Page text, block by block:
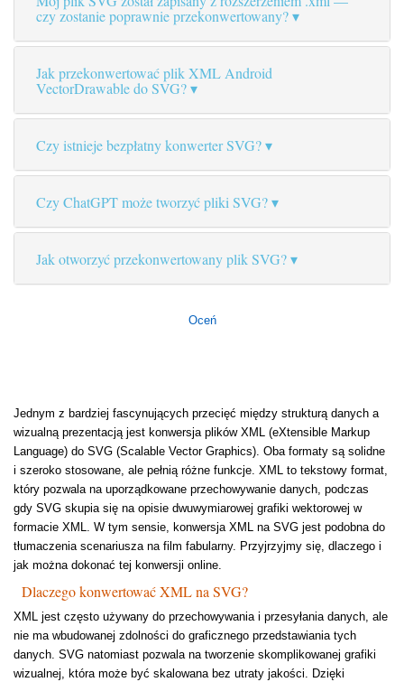
czy zostanie poprawnie przekonwertowany?
Jak przekonwertować plik XML Android
VectorDrawable do SVG?
Czy istnieje bezpłatny konwerter SVG?
Czy ChatGPT może tworzyć pliki SVG?
Jak otworzyć przekonwertowany plik SVG?
Oceń
Jednym z bardziej fascynujących przecięć między strukturą danych a
wizualną prezentacją jest konwersja plików XML (eXtensible Markup
Language) do SVG (Scalable Vector Graphics). Oba formaty są solidne
i szeroko stosowane, ale pełnią różne funkcje. XML to tekstowy format,
który pozwala na uporządkowane przechowywanie danych, podczas
gdy SVG skupia się na opisie dwuwymiarowej grafiki wektorowej w
formacie XML. W tym sensie, konwersja XML na SVG jest podobna do
tłumaczenia scenariusza na film fabularny. Przyjrzyjmy się, dlaczego i
jak można dokonać tej konwersji online.
Dlaczego konwertować XML na SVG?
XML jest często używany do przechowywania i przesyłania danych, ale
nie ma wbudowanej zdolności do graficznego przedstawiania tych
danych. SVG natomiast pozwala na tworzenie skomplikowanej grafiki
wizualnej, która może być skalowana bez utraty jakości. Dzięki